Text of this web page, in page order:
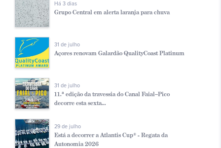
Há 3 dias
Grupo Central em alerta laranja para chuva
31 de julho
Açores renovam Galardão QualityCoast Platinum
31 de julho
11.ª edição da travessia do Canal Faial–Pico
decorre esta sexta...
29 de julho
Está a decorrer a Atlantis Cup® - Regata da
Autonomia 2026